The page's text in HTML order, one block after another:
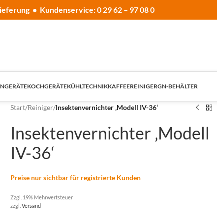
• Kundenservice: 0 29 62 – 97 08 0
KOCHGERÄTEKÜHLTECHNIKKAFFEEREINIGERGN-BEHÄLTER
Start/Reiniger/Insektenvernichter ‚Modell IV-36‘
Insektenvernichter ‚Modell
IV-36‘
Preise nur sichtbar für registrierte Kunden
Zzgl. 19% Mehrwertsteuer
zzgl.Versand